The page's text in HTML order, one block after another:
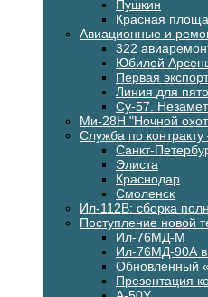
Пушкин
Красная
Авиационные и
322
Юбилей
Первая
Линия для
Су-57.
Ми-28Н "Ночной
Служба по
Санкт-
Элиста
Краснодар
Смоленск
Ил-112В: сборка
Поступление новой
Ил-76МД-М
Ил-76МД-90А
Обновленный
Презентация